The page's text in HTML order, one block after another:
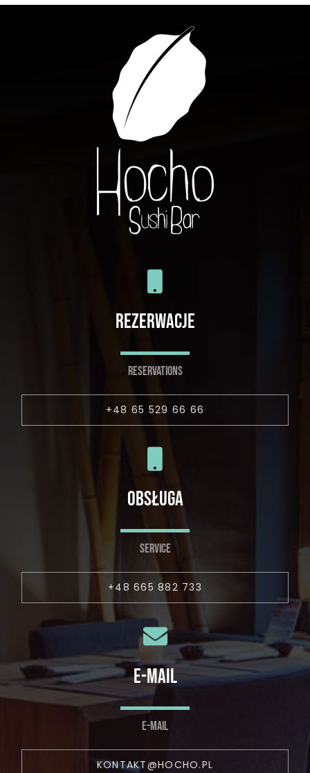
REZERWACJE
RESERVATIONS
+48 65 529 66 66
OBSŁUGA
SERVICE
+48 665 882 733
E-MAIL
E-MAIL
KONTAKT@HOCHO.PL